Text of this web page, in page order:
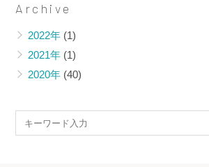
Archive
2022年 (1)
2021年 (1)
2020年 (40)